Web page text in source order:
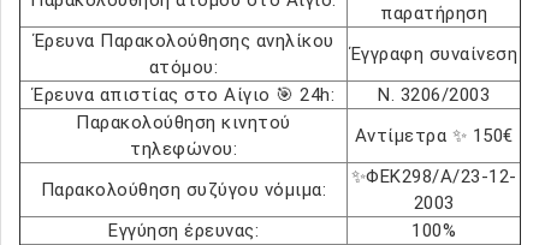
παρατήρηση
Έρευνα Παρακολούθησης ανηλίκου
ατόμου:
Έγγραφη συναίνεση
Έρευνα απιστίας στο Αίγιο 🎯 24h:
Ν. 3206/2003
Παρακολούθηση κινητού
τηλεφώνου:
Αντίμετρα ✨ 150€
Παρακολούθηση συζύγου νόμιμα:
✨ΦΕΚ298/Α/23-12-
2003
Εγγύηση έρευνας:
100%